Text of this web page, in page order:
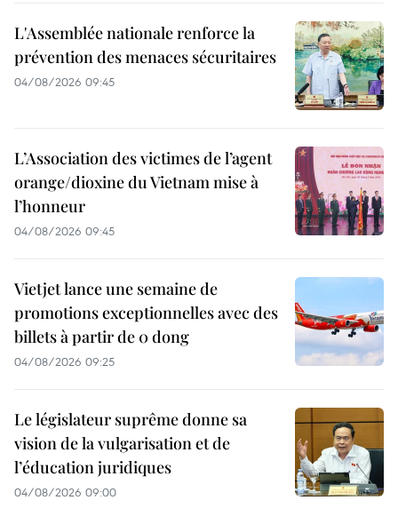
L'Assemblée nationale renforce la
prévention des menaces sécuritaires
04/08/2026 09:45
L’Association des victimes de l’agent
orange/dioxine du Vietnam mise à
l’honneur
04/08/2026 09:45
Vietjet lance une semaine de
promotions exceptionnelles avec des
billets à partir de 0 dong
04/08/2026 09:25
Le législateur suprême donne sa
vision de la vulgarisation et de
l’éducation juridiques
04/08/2026 09:00